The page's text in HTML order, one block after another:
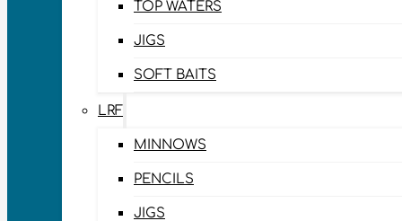
TOP WATERS
JIGS
SOFT BAITS
LRF
MINNOWS
PENCILS
JIGS